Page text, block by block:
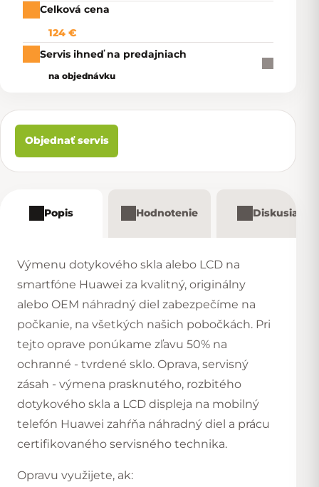
Celková cena
124 €
Servis ihneď na predajniach
na objednávku
Objednať servis
Popis Hodnotenie Diskusia
Výmenu dotykového skla alebo LCD na
smartfóne Huawei za kvalitný, originálny
alebo OEM náhradný diel zabezpečíme na
počkanie, na všetkých našich pobočkách. Pri
tejto oprave ponúkame zľavu 50% na
ochranné - tvrdené sklo. Oprava, servisný
zásah - výmena prasknutého, rozbitého
dotykového skla a LCD displeja na mobilný
telefón Huawei zahŕňa náhradný diel a prácu
certifikovaného servisného technika.
Opravu využijete, ak: